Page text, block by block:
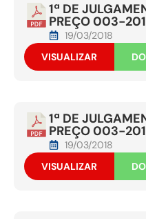
1ª DE
PREÇO 003-
19/03/2018
VISUALIZAR
1ª DE
PREÇO 003-
19/03/2018
VISUALIZAR